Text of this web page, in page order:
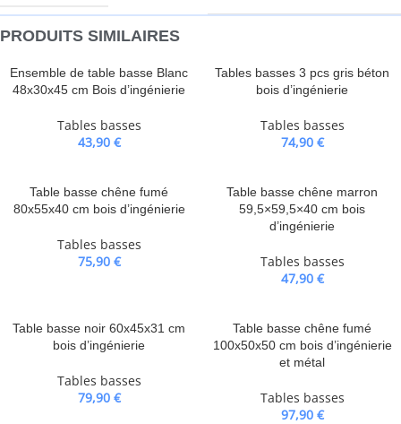
PRODUITS SIMILAIRES
Ensemble de table basse Blanc
48x30x45 cm Bois d’ingénierie
Tables basses
43,90 €
Tables basses 3 pcs gris béton
bois d’ingénierie
Tables basses
74,90 €
Table basse chêne fumé
80x55x40 cm bois d’ingénierie
Tables basses
75,90 €
Table basse chêne marron
59,5×59,5×40 cm bois
d’ingénierie
Tables basses
47,90 €
Table basse noir 60x45x31 cm
bois d’ingénierie
Tables basses
79,90 €
Table basse chêne fumé
100x50x50 cm bois d’ingénierie
et métal
Tables basses
97,90 €